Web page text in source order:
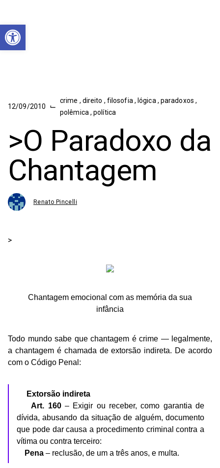
Abrir a barra de ferramentas
12/09/2010 ⌙
crime , direito , filosofia , lógica , paradoxos ,
polêmica ,política
>O Paradoxo da
Chantagem
Renato Pincelli
>
Chantagem emocional com as memória da sua
infância
Todo mundo sabe que chantagem é crime — legalmente,
a chantagem é chamada de extorsão indireta. De acordo
com o Código Penal:
Extorsão indireta
Art. 160– Exigir ou receber, como garantia de
dívida, abusando da situação de alguém, documento
que pode dar causa a procedimento criminal contra a
vítima ou contra terceiro:
Pena – reclusão, de um a três anos, e multa.